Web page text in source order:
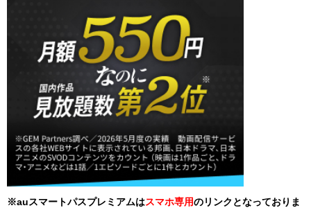
※auスマートパスプレミアムはスマホ専用のリンクとなっておりま